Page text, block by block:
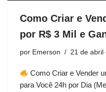
Como Criar e
por R$ 3 Mil e
por Emerson 21 de abril
Como Criar e Vender
para Você 24h por Dia